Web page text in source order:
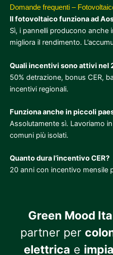
Domande frequenti –
Il fotovoltaico funziona ad
Sì, i pannelli producono anche
migliora il rendimento.
Quali incentivi sono attivi nel
50% detrazione, bonus CER,
incentivi regionali.
Funziona anche in piccoli
Assolutamente sì. Lavoriamo
comuni più isolati.
Quanto dura l’incentivo CER?
20 anni con incentivo mensile
Green Mood
partner per
elettrica e